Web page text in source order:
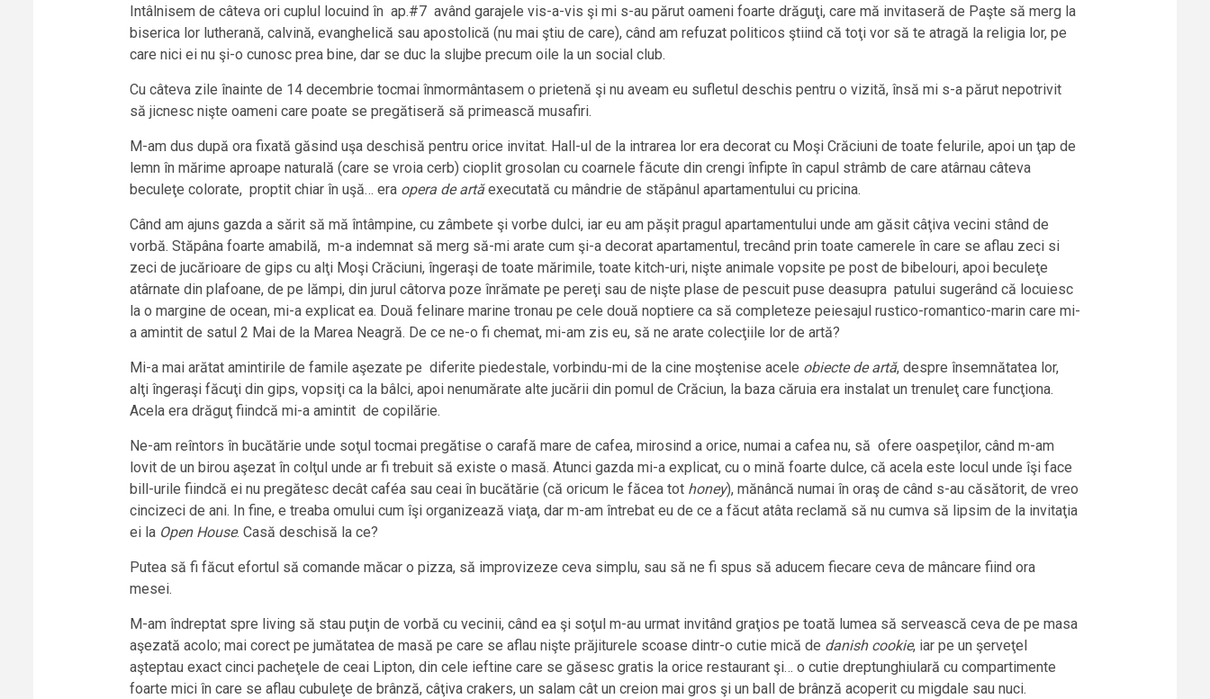
Intâlnisem de câteva ori cuplul locuind în ap.#7 având garajele vis-a-vis şi mi s-au părut oameni foarte drăguţi, care mă invitaseră de Paşte să merg la
biserica lor lutherană, calvină, evanghelică sau apostolică (nu mai ştiu de care), când am refuzat politicos ştiind că toţi vor să te atragă la religia lor, pe
care nici ei nu şi-o cunosc prea bine, dar se duc la slujbe precum oile la un social club.
Cu câteva zile înainte de 14 decembrie tocmai înmormântasem o prietenă şi nu aveam eu sufletul deschis pentru o vizită, însă mi s-a părut nepotrivit
să jicnesc nişte oameni care poate se pregătiseră să primească musafiri.
M-am dus după ora fixată găsind uşa deschisă pentru orice invitat. Hall-ul de la intrarea lor era decorat cu Moşi Crăciuni de toate felurile, apoi un ţap de
lemn în mărime aproape naturală (care se vroia cerb) cioplit grosolan cu coarnele făcute din crengi înfipte în capul strâmb de care atârnau câteva
beculeţe colorate, proptit chiar în uşă… era opera de artăexecutată cu mândrie de stăpânul apartamentului cu pricina.
Când am ajuns gazda a sărit să mă întâmpine, cu zâmbete şi vorbe dulci, iar eu am păşit pragul apartamentului unde am găsit câţiva vecini stând de
vorbă. Stăpâna foarte amabilă, m-a indemnat să merg să-mi arate cum şi-a decorat apartamentul, trecând prin toate camerele în care se aflau zeci si
zeci de jucărioare de gips cu alţi Moşi Crăciuni, îngeraşi de toate mărimile, toate kitch-uri, nişte animale vopsite pe post de bibelouri, apoi beculeţe
atârnate din plafoane, de pe lămpi, din jurul câtorva poze înrămate pe pereţi sau de nişte plase de pescuit puse deasupra patului sugerând că locuiesc
la o margine de ocean, mi-a explicat ea. Două felinare marine tronau pe cele două noptiere ca să completeze peiesajul rustico-romantico-marin care mi-
a amintit de satul 2 Mai de la Marea Neagră. De ce ne-o fi chemat, mi-am zis eu, să ne arate colecţiile lor de artă?
Mi-a mai arătat amintirile de famile aşezate pe diferite piedestale, vorbindu-mi de la cine moştenise acele obiecte de artă, despre însemnătatea lor,
alţi îngeraşi făcuţi din gips, vopsiţi ca la bâlci, apoi nenumărate alte jucării din pomul de Crăciun, la baza căruia era instalat un trenuleţ care funcţiona.
Acela era drăguţ fiindcă mi-a amintit de copilărie.
Ne-am reîntors în bucătărie unde soţul tocmai pregătise o carafă mare de cafea, mirosind a orice, numai a cafea nu, să ofere oaspeţilor, când m-am
lovit de un birou aşezat în colţul unde ar fi trebuit să existe o masă. Atunci gazda mi-a explicat, cu o mină foarte dulce, că acela este locul unde îşi face
bill-urile fiindcă ei nu pregătesc decât caféa sau ceai în bucătărie (că oricum le făcea tot honey), mănâncă numai în oraş de când s-au căsătorit, de vreo
cincizeci de ani. In fine, e treaba omului cum îşi organizează viaţa, dar m-am întrebat eu de ce a făcut atâta reclamă să nu cumva să lipsim de la invitaţia
ei la Open House. Casă deschisă la ce?
Putea să fi făcut efortul să comande măcar o pizza, să improvizeze ceva simplu, sau să ne fi spus să aducem fiecare ceva de mâncare fiind ora
mesei.
M-am îndreptat spre living să stau puţin de vorbă cu vecinii, când ea şi soţul m-au urmat invitând graţios pe toată lumea să servească ceva de pe masa
aşezată acolo; mai corect pe jumătatea de masă pe care se aflau nişte prăjiturele scoase dintr-o cutie mică de danish cookie, iar pe un şerveţel
aşteptau exact cinci pacheţele de ceai Lipton, din cele ieftine care se găsesc gratis la orice restaurant şi… o cutie dreptunghiulară cu compartimente
foarte mici în care se aflau cubuleţe de brânză, câţiva crakers, un salam cât un creion mai gros şi un ball de brânză acoperit cu migdale sau nuci.